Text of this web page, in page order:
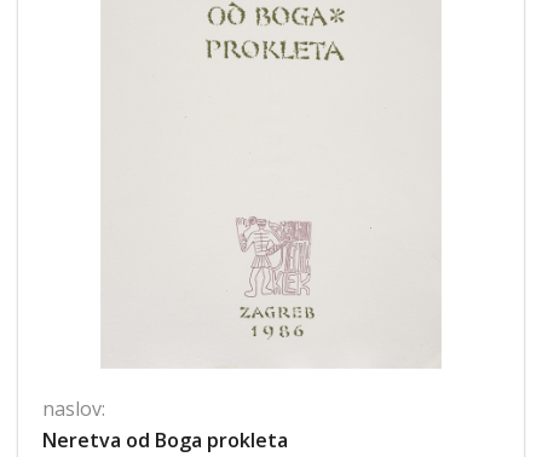
naslov:
Neretva od Boga prokleta